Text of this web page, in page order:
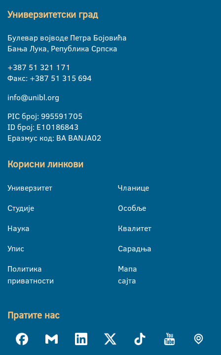
Универзитетски град
Булевар војводе Петра Бојовића
Бања Лука, Република Српска
+387 51 321 171
Факс: +387 51 315 694
info@unibl.org
PIC број: 995591705
ID број: E10186843
Еразмус код: BA BANJA02
Корисни линкови
Универзитет
Студије
Наука
Упис
Политика
приватности
Чланице
Особље
Квалитет
Сарадња
Мапа
сајта
Пратите нас